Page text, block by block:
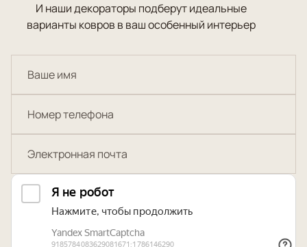
И наши декораторы подберут идеальные
варианты ковров в ваш особенный интерьер